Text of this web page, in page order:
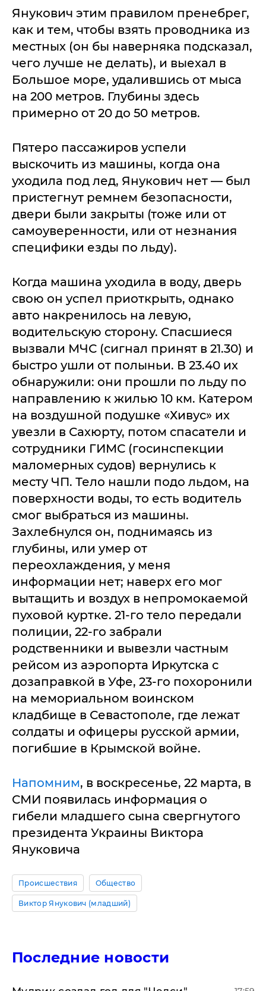
Янукович этим правилом пренебрег,
как и тем, чтобы взять проводника из
местных (он бы наверняка подсказал,
чего лучше не делать), и выехал в
Большое море, удалившись от мыса
на 200 метров. Глубины здесь
примерно от 20 до 50 метров.
Пятеро пассажиров успели
выскочить из машины, когда она
уходила под лед, Янукович нет — был
пристегнут ремнем безопасности,
двери были закрыты (тоже или от
самоуверенности, или от незнания
специфики езды по льду).
Когда машина уходила в воду, дверь
свою он успел приоткрыть, однако
авто накренилось на левую,
водительскую сторону. Спасшиеся
вызвали МЧС (сигнал принят в 21.30) и
быстро ушли от полыньи. В 23.40 их
обнаружили: они прошли по льду по
направлению к жилью 10 км. Катером
на воздушной подушке «Хивус» их
увезли в Сахюрту, потом спасатели и
сотрудники ГИМС (госинспекции
маломерных судов) вернулись к
месту ЧП. Тело нашли подо льдом, на
поверхности воды, то есть водитель
смог выбраться из машины.
Захлебнулся он, поднимаясь из
глубины, или умер от
переохлаждения, у меня
информации нет; наверх его мог
вытащить и воздух в непромокаемой
пуховой куртке. 21-го тело передали
полиции, 22-го забрали
родственники и вывезли частным
рейсом из аэропорта Иркутска с
дозаправкой в Уфе, 23-го похоронили
на мемориальном воинском
кладбище в Севастополе, где лежат
солдаты и офицеры русской армии,
погибшие в Крымской войне.
Напомним, в воскресенье, 22 марта, в
СМИ появилась информация о
гибели младшего сына свергнутого
президента Украины Виктора
Януковича
Происшествия Общество
Виктор Янукович (младший)
Последние новости